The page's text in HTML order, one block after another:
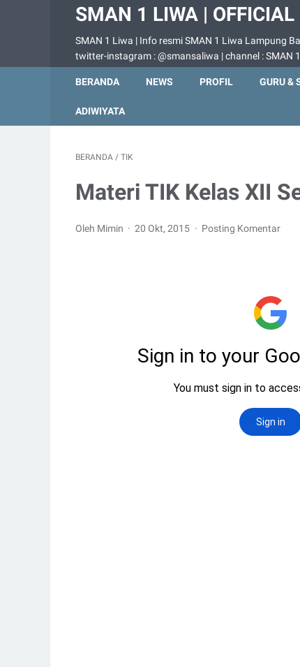
SMAN 1 LIWA | OFFICIAL
SMAN 1 Liwa | Info resmi SMAN 1 Liwa Lampung
twitter-instagram : @smansaliwa | channel : SMAN
BERANDA NEWS PROFIL GURU &
ADIWIYATA
BERANDA / TIK
Materi TIK Kelas XII
Oleh Mimin 20 Okt, 2015 Posting Komentar